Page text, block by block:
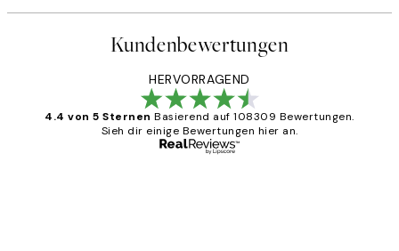
Kundenbewertungen
HERVORRAGEND
4.4 von 5 Sternen Basierend auf 108309 Bewertungen.
Sieh dir einige Bewertungen hier an.